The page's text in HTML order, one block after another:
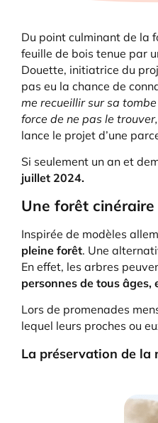
Du point culminant de la
feuille de bois tenue par
Douette, initiatrice du
pas eu la chance de
me recueillir sur sa
force de ne pas le
lance le projet d’une
Si seulement un an et
juillet 2024.
Une forêt
Inspirée de modèles
pleine forêt. Une
En effet, les arbres
personnes de tous
Lors de promenades
lequel leurs proches ou
La préservation de la